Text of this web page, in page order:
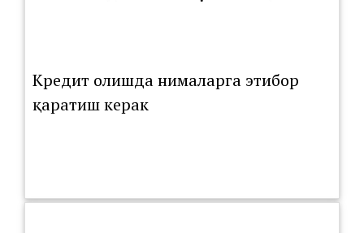
Кредит олишда нималарга этибор
қаратиш керак